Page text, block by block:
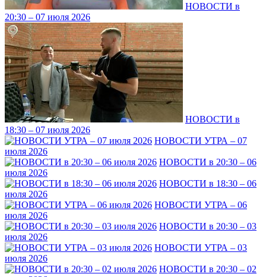
НОВОСТИ в
20:30 – 07 июля 2026
НОВОСТИ в
18:30 – 07 июля 2026
НОВОСТИ УТРА – 07
июля 2026
НОВОСТИ в 20:30 – 06
июля 2026
НОВОСТИ в 18:30 – 06
июля 2026
НОВОСТИ УТРА – 06
июля 2026
НОВОСТИ в 20:30 – 03
июля 2026
НОВОСТИ УТРА – 03
июля 2026
НОВОСТИ в 20:30 – 02